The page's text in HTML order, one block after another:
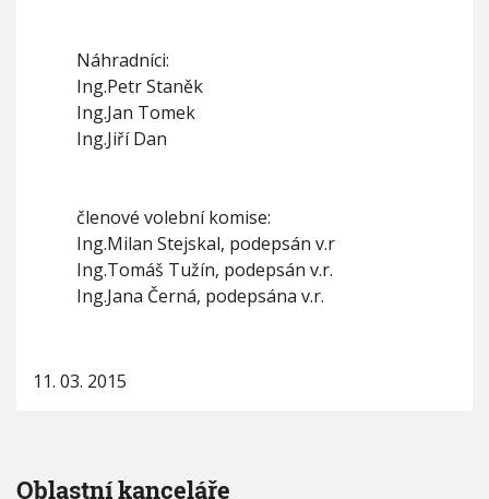
Náhradníci:
Ing.Petr Staněk
Ing.Jan Tomek
Ing.Jiří Dan
členové volební komise:
Ing.Milan Stejskal, podepsán v.r
Ing.Tomáš Tužín, podepsán v.r.
Ing.Jana Černá, podepsána v.r.
11. 03. 2015
Oblastní kanceláře